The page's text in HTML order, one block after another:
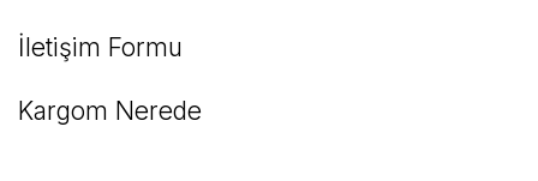
İletişim Formu
Kargom Nerede